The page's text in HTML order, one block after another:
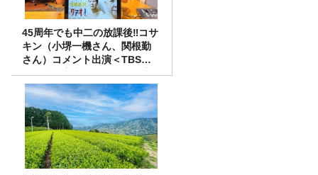
45周年でも中二の放課後‼コサ
キン（小堺一機さん、関根勤
さん）コメント出演＜TBSラ
ジオ番組審議会からのご報告
＞